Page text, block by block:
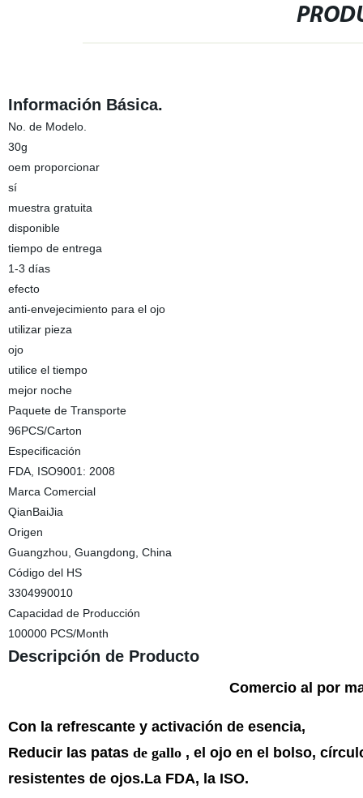
Información Básica.
No. de Modelo.
30g
oem proporcionar
sí
muestra gratuita
disponible
tiempo de entrega
1-3 días
efecto
anti-envejecimiento para el ojo
utilizar pieza
ojo
utilice el tiempo
mejor noche
Paquete de Transporte
96PCS/Carton
Especificación
FDA, ISO9001: 2008
Marca Comercial
QianBaiJia
Origen
Guangzhou, Guangdong, China
Código del HS
3304990010
Capacidad de Producción
100000 PCS/Month
Descripción de Producto
Comercio al por
Con la refrescante y activación de esencia,
Reducir las patasde gallo, el ojo en el bolso,
resistentes de ojos.La FDA, la ISO.